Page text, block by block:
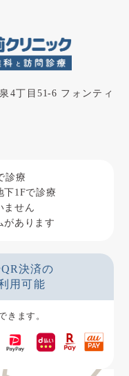
4丁目51-6 フォンティ
診療
下1Fで診療
ません
あります
決済の
用可能
きます。